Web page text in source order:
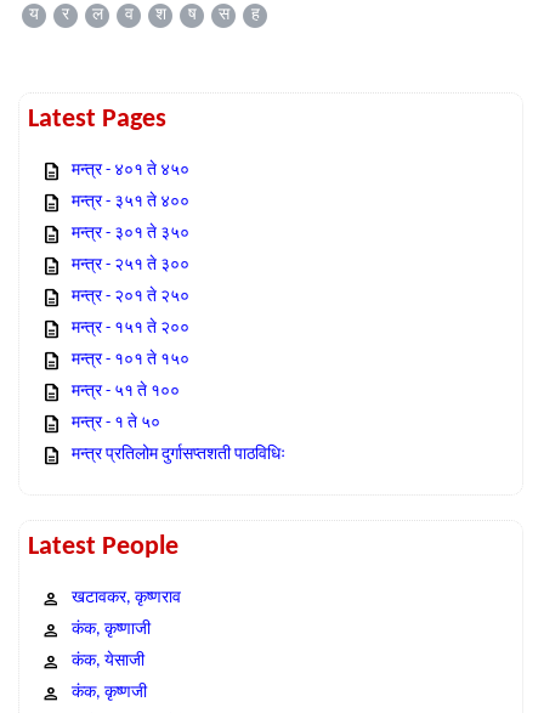
य
र ल व श ष स ह
Latest Pages
मन्त्र - ४०१ ते ४५०
मन्त्र - ३५१ ते ४००
मन्त्र - ३०१ ते ३५०
मन्त्र - २५१ ते ३००
मन्त्र - २०१ ते २५०
मन्त्र - १५१ ते २००
मन्त्र - १०१ ते १५०
मन्त्र - ५१ ते १००
मन्त्र - १ ते ५०
मन्त्र प्रतिलोम दुर्गासप्तशती पाठविधिः
Latest People
खटावकर, कृष्णराव
कंक, कृष्णाजी
कंक, येसाजी
कंक, कृष्णजी